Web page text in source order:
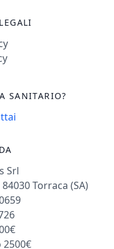
SANITARIO?
Srl
Torraca (SA)
2500€